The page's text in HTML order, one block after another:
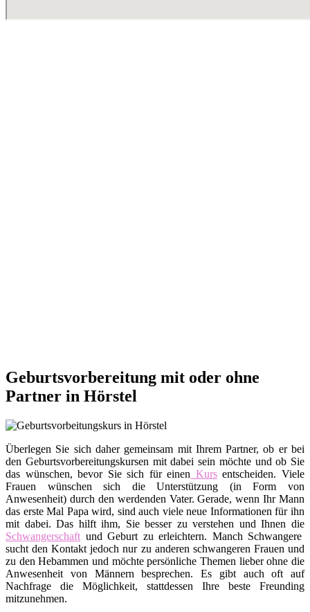
Geburtsvorbereitung mit oder ohne
Partner in Hörstel
Überlegen Sie sich daher gemeinsam mit Ihrem Partner, ob er bei
den Geburtsvorbereitungskursen mit dabei sein möchte und ob Sie
das wünschen, bevor Sie sich für einen Kursentscheiden. Viele
Frauen wünschen sich die Unterstützung (in Form von
Anwesenheit) durch den werdenden Vater. Gerade, wenn Ihr Mann
das erste Mal Papa wird, sind auch viele neue Informationen für ihn
mit dabei. Das hilft ihm, Sie besser zu verstehen und Ihnen die
Schwangerschaft und Geburt zu erleichtern. Manch Schwangere
sucht den Kontakt jedoch nur zu anderen schwangeren Frauen und
zu den Hebammen und möchte persönliche Themen lieber ohne die
Anwesenheit von Männern besprechen. Es gibt auch oft auf
Nachfrage die Möglichkeit, stattdessen Ihre beste Freunding
mitzunehmen.